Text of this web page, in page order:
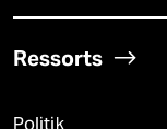
Ressorts
Politik